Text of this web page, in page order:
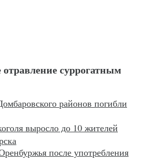
суррогатным
районов погибли
выросло до 10 жителей
после употребления